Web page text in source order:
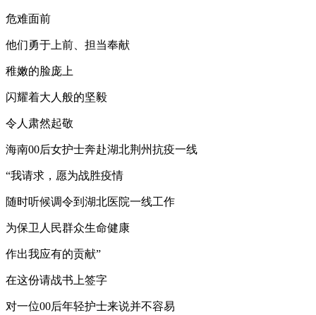
危难面前
他们勇于上前、担当奉献
稚嫩的脸庞上
闪耀着大人般的坚毅
令人肃然起敬
海南00后女护士奔赴湖北荆州抗疫一线
“我请求，愿为战胜疫情
随时听候调令到湖北医院一线工作
为保卫人民群众生命健康
作出我应有的贡献”
在这份请战书上签字
对一位00后年轻护士来说并不容易